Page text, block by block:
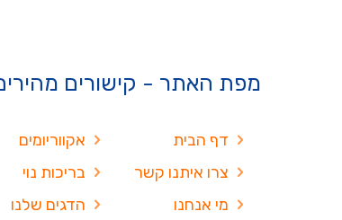
מפת האתר - קישורים
אקווריומים
בריכות נוי
הדגים שלנו
דף הבית
צרו איתנו קשר
מי אנחנו